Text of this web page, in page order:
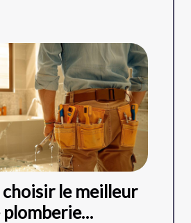
le meilleur
plomberie